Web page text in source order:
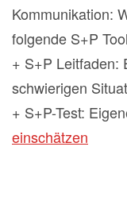
Kommunikation:
folgende S+P
+ S+P Leitfaden:
schwierigen
+ S+P-Test:
einschätzen